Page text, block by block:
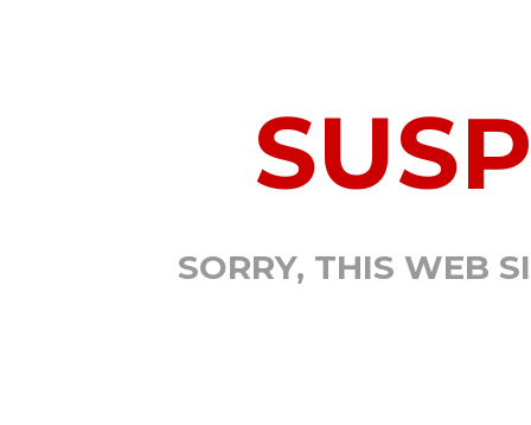
SORRY, THIS WEB